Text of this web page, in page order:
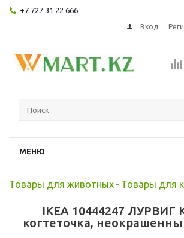
+7 727 31 22 666
Вход
МЕНЮ
Товары для животных - Товары для
IKEA 10444247 ЛУРВИГ
когтеточка,